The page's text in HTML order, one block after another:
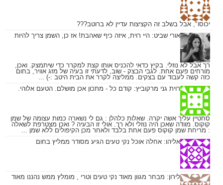
יכוסו", אבל בשלב זה הקציצות עדיין לא ברוטב???
אורי שביט: היי רוית, איזה כיף שאהבת! אז כן, השמן צריך להיות
רך אבל לא נוזלי. בקיץ כדאי להכניס אותו קצת למקרר כדי שיתמצק. ואכן,
מורחים פעם אחת. לגבי הבצק - שוב, לדעתי זו בעיה של מזג אוויר, בחום
כזה קשה לעבוד עם בצקים. ממליצה לקרר את הבית היטב :-) ...
רוית גני מרקוביץ: קודם כל - מתכון אכן מושלם. הטעם אלוהי.
סחטיין עליך אשה יקרה. שאלות כלהלן : גם לי נשארה כמות עצומה של שמן
קוקוס. מוודה שאכן היה נוזלי ולא רך. אולי זו הבעיה ? ואכן מצטרפת לשאלה
: מריחת שמן קוקוס פעם אחת בלבד ולאחר מכן הקיפולים ללא שמן ...
אליהו: אחלה אוכל נקי טעים הגיע מסודר ממליץ בחום
לירון: מבחר מגוון מאוד נקי טעים וטרי , מומלץ ממש נהננו מאוד